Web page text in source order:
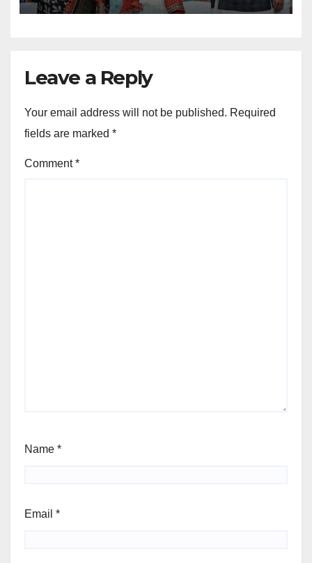
Leave a Reply
Your email address will not be published. Required
fields are marked *
Comment*
Name *
Email *